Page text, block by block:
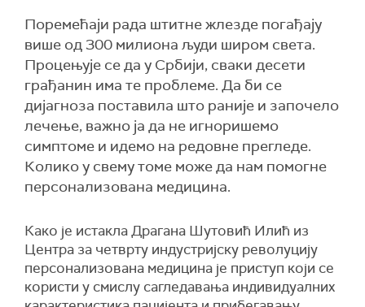
Поремећаји рада штитне жлезде погађају
више од 300 милиона људи широм света.
Процењује се да у Србији, сваки десети
грађанин има те проблеме. Да би се
дијагноза поставила што раније и започело
лечење, важно ја да не игноришемо
симптоме и идемо на редовне прегледе.
Колико у свему томе може да нам помогне
персонализована медицина.
Како је истакла Драгана Шутовић Илић из
Центра за четврту индустријску револуцију
персонализована медицина је приступ који се
користи у смислу сагледавања индивидуалних